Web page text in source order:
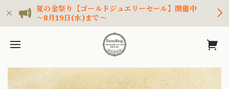
夏の金祭り【ゴールドジュエリーセール】開催中
～8月19日(水)まで～